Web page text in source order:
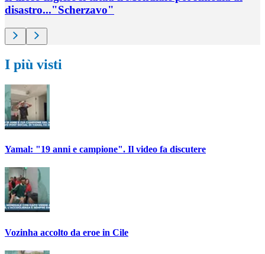
disastro..."Scherzavo"
I più visti
Yamal: "19 anni e campione". Il video fa discutere
Vozinha accolto da eroe in Cile